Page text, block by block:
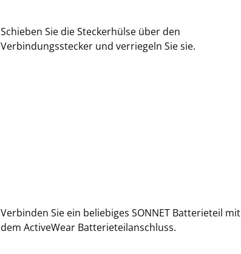
Schieben Sie die Steckerhülse über den
Verbindungsstecker und verriegeln Sie sie.
Verbinden Sie ein beliebiges SONNET Batterieteil mit
dem ActiveWear Batterieteilanschluss.